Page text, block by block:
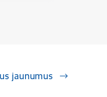
jaunumus